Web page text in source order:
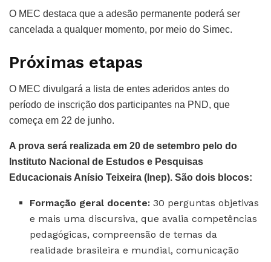
O MEC destaca que a adesão permanente poderá ser
cancelada a qualquer momento, por meio do Simec.
Próximas etapas
O MEC divulgará a lista de entes aderidos antes do
período de inscrição dos participantes na PND, que
começa em 22 de junho.
A prova será realizada em 20 de setembro pelo do
Instituto Nacional de Estudos e Pesquisas
Educacionais Anísio Teixeira (Inep). São dois blocos:
Formação geral docente:30 perguntas objetivas
e mais uma discursiva, que avalia competências
pedagógicas, compreensão de temas da
realidade brasileira e mundial, comunicação